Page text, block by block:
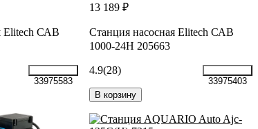
Elitech САВ
33975583
13 189 ₽
Станция насосная Elitech САВ
1000-24Н 205663
4.9(28)
33975403
В корзину